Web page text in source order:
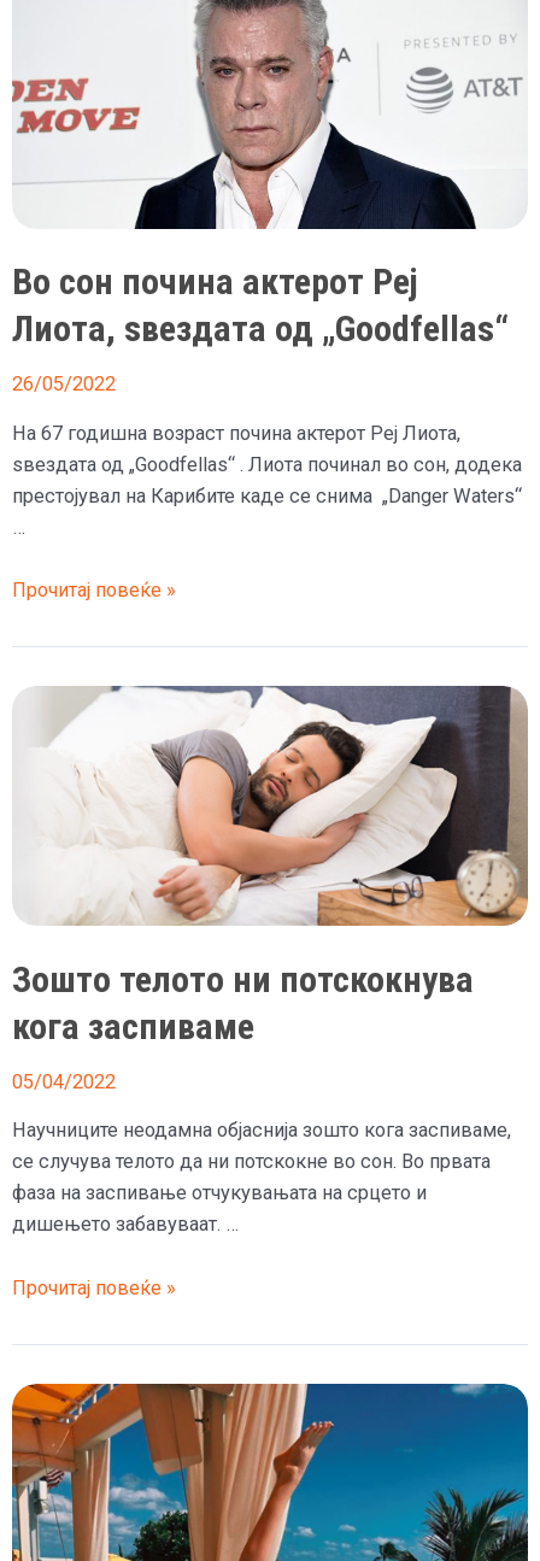
на
здравјето
Во сон почина актерот Реј
Лиота, ѕвездата од „Goodfellas“
26/05/2022
На 67 годишна возраст почина актерот Реј Лиота,
ѕвездата од „Goodfellas“ . Лиота починал во сон, додека
престојувал на Карибите каде се снима „Danger Waters“
…
Во
почина
актерот
Лиота,
ѕвездата
„Goodfellas“
Прочитај повеќе »
Зошто телото ни потскокнува
кога заспиваме
05/04/2022
Научниците неодамна објаснија зошто кога заспиваме,
се случува телото да ни потскокне во сон. Во првата
фаза на заспивање отчукувањата на срцето и
дишењето забавуваат. …
Зошто
ни
потскокнува
кога
заспиваме
Прочитај повеќе »